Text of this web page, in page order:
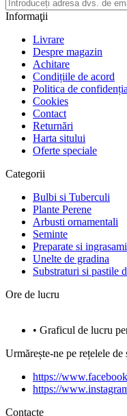
Informaţii
Livrare
Despre magazin
Achitare
Condițiile de acord
Politica de
Cookies
Contact
Returnări
Harta sitului
Oferte speciale
Categorii
Bulbi si Tuberculi
Plante Perene
Arbusti ornamentali
Seminte
Preparate si
Unelte de gradina
Substraturi si pastile
Ore de lucru
• Graficul de lucru
Urmărește-ne pe rețelele de
https://
https://
Contacte